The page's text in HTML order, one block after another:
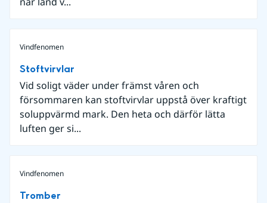
Vindfenomen
Stoftvirvlar
Vid soligt väder under främst våren och
försommaren kan stoftvirvlar uppstå över kraftigt
soluppvärmd mark. Den heta och därför lätta
luften ger si...
Vindfenomen
Tromber